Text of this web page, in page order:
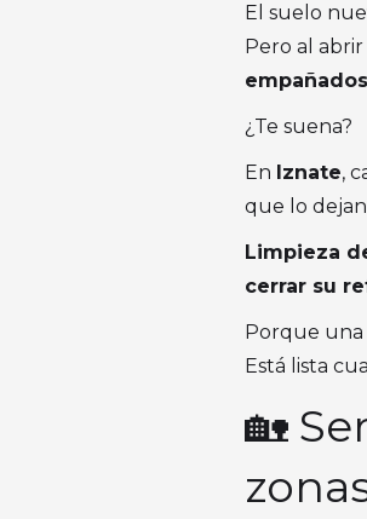
El suelo
Pero al
¿Te suena?
En Iznate,
que lo dejan
Limpieza
cerrar su
Porque una
Está lista
🏡